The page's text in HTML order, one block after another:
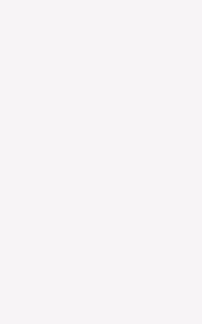
der
sollte eine
in ein
vor Stößen